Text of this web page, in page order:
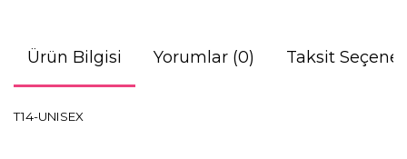
Ürün Bilgisi Yorumlar (0) Taksit
T14-UNISEX